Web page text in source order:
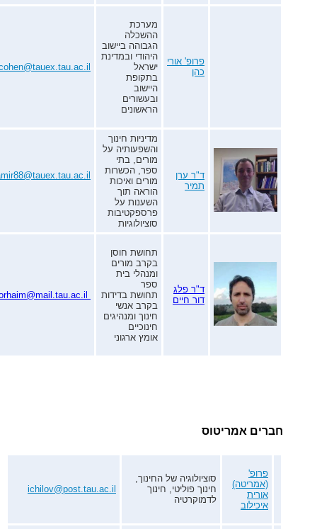
פרופ' אורי
כהן
מערכת
ההשכלה
הגבוהה ביישוב
היהודי ובמדינת
ישראל
בתקופת
היישוב
ובעשורים
הראשונים
ד"ר ערן
תמיר
מדיניות חינוך
והשפעותיה על
מורים, בתי
ספר, הכשרות
מורים ואיכות
הוראה תוך
השענות על
פרספקטיבות
סוציולוגיות
ד"ר פלג
דור חיים
תחושת חוסן
בקרב מורים
ומנהלי בית
ספר
תחושת בדידות
בקרב אנשי
חינוך ומנהיגים
חינוכיים
אומץ ארגוני
חברים אמריטוס
פרופ'
(אמריטה)
אורית
איכילוב
סוציולוגיה של החינוך,
חינוך פוליטי, חינוך
לדמוקרטיה
ichilov@post.tau.ac.il